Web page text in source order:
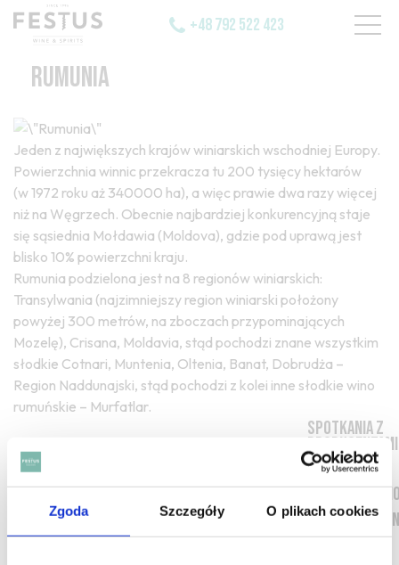
Zgoda Szczegóły O plikach cookies
+48 792 522 423
RUMUNIA
Jeden z największych krajów winiarskich wschodniej Europy.
Powierzchnia winnic przekracza tu 200 tysięcy hektarów
(w 1972 roku aż 340000 ha), a więc prawie dwa razy więcej
niż na Węgrzech. Obecnie najbardziej konkurencyjną staje
się sąsiednia Mołdawia (Moldova), gdzie pod uprawą jest
blisko 10% powierzchni kraju.
Rumunia podzielona jest na 8 regionów winiarskich:
Transylwania (najzimniejszy region winiarski położony
powyżej 300 metrów, na zboczach przypominających
Mozelę), Crisana, Moldavia, stąd pochodzi znane wszystkim
słodkie Cotnari, Muntenia, Oltenia, Banat, Dobrudża –
Region Naddunajski, stąd pochodzi z kolei inne słodkie wino
rumuńskie – Murfatlar.
Spotkania z
producentami
Przewodnik
Odmiany
Poradnik